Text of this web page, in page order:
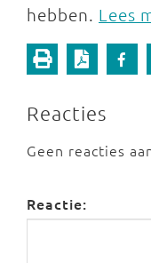
hebben. Lees
Reacties
Geen reacties
Reactie: